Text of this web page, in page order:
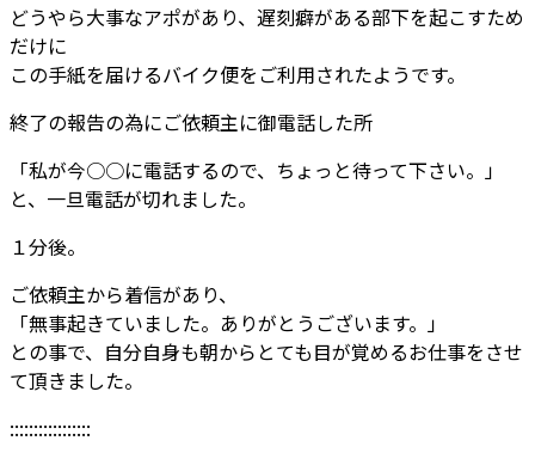
どうやら大事なアポがあり、遅刻癖がある部下を起こすため
だけに
この手紙を届けるバイク便をご利用されたようです。
終了の報告の為にご依頼主に御電話した所
「私が今○○に電話するので、ちょっと待って下さい。」
と、一旦電話が切れました。
１分後。
ご依頼主から着信があり、
「無事起きていました。ありがとうございます。」
との事で、自分自身も朝からとても目が覚めるお仕事をさせ
て頂きました。
:::::::::::::::::